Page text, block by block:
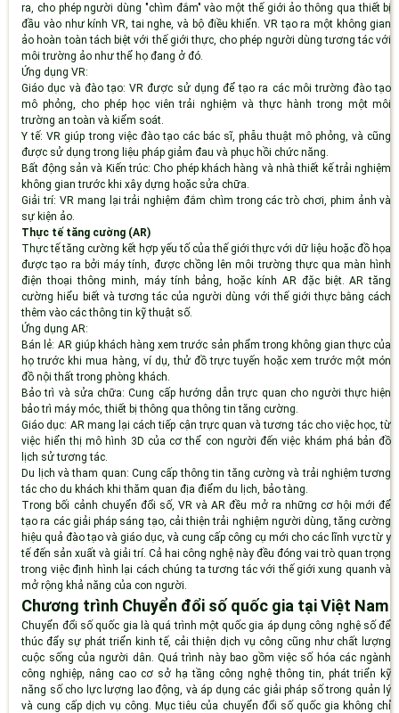
ra, cho phép người dùng "chìm đắm" vào một thế giới ảo thông qua thiết bị
đầu vào như kính VR, tai nghe, và bộ điều khiển. VR tạo ra một không gian
ảo hoàn toàn tách biệt với thế giới thực, cho phép người dùng tương tác với
môi trường ảo như thể họ đang ở đó.
Ứng dụng VR:
Giáo dục và đào tạo: VR được sử dụng để tạo ra các môi trường đào tạo
mô phỏng, cho phép học viên trải nghiệm và thực hành trong một môi
trường an toàn và kiểm soát.
Y tế: VR giúp trong việc đào tạo các bác sĩ, phẫu thuật mô phỏng, và cũng
được sử dụng trong liệu pháp giảm đau và phục hồi chức năng.
Bất động sản và Kiến trúc: Cho phép khách hàng và nhà thiết kế trải nghiệm
không gian trước khi xây dựng hoặc sửa chữa.
Giải trí: VR mang lại trải nghiệm đắm chìm trong các trò chơi, phim ảnh và
sự kiện ảo.
Thực tế tăng cường (AR)
Thực tế tăng cường kết hợp yếu tố của thế giới thực với dữ liệu hoặc đồ họa
được tạo ra bởi máy tính, được chồng lên môi trường thực qua màn hình
điện thoại thông minh, máy tính bảng, hoặc kính AR đặc biệt. AR tăng
cường hiểu biết và tương tác của người dùng với thế giới thực bằng cách
thêm vào các thông tin kỹ thuật số.
Ứng dụng AR:
Bán lẻ: AR giúp khách hàng xem trước sản phẩm trong không gian thực của
họ trước khi mua hàng, ví dụ, thử đồ trực tuyến hoặc xem trước một món
đồ nội thất trong phòng khách.
Bảo trì và sửa chữa: Cung cấp hướng dẫn trực quan cho người thực hiện
bảo trì máy móc, thiết bị thông qua thông tin tăng cường.
Giáo dục: AR mang lại cách tiếp cận trực quan và tương tác cho việc học, từ
việc hiển thị mô hình 3D của cơ thể con người đến việc khám phá bản đồ
lịch sử tương tác.
Du lịch và tham quan: Cung cấp thông tin tăng cường và trải nghiệm tương
tác cho du khách khi thăm quan địa điểm du lịch, bảo tàng.
Trong bối cảnh chuyển đổi số, VR và AR đều mở ra những cơ hội mới để
tạo ra các giải pháp sáng tạo, cải thiện trải nghiệm người dùng, tăng cường
hiệu quả đào tạo và giáo dục, và cung cấp công cụ mới cho các lĩnh vực từ y
tế đến sản xuất và giải trí. Cả hai công nghệ này đều đóng vai trò quan trọng
trong việc định hình lại cách chúng ta tương tác với thế giới xung quanh và
mở rộng khả năng của con người.
Chương trình Chuyển đổi số quốc gia tại Việt Nam
Chuyển đổi số quốc gia là quá trình một quốc gia áp dụng công nghệ số để
thúc đẩy sự phát triển kinh tế, cải thiện dịch vụ công cũng như chất lượng
cuộc sống của người dân. Quá trình này bao gồm việc số hóa các ngành
công nghiệp, nâng cao cơ sở hạ tầng công nghệ thông tin, phát triển kỹ
năng số cho lực lượng lao động, và áp dụng các giải pháp số trong quản lý
và cung cấp dịch vụ công. Mục tiêu của chuyển đổi số quốc gia không chỉ